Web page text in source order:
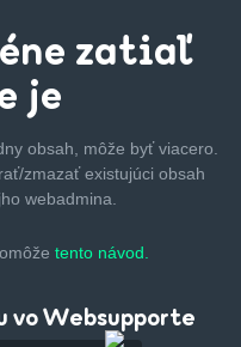
zatiaľ
je
obsah, môže byťviacero.
zmazaťexistujúci obsah
webadmina.
tento návod.
vo Websupporte